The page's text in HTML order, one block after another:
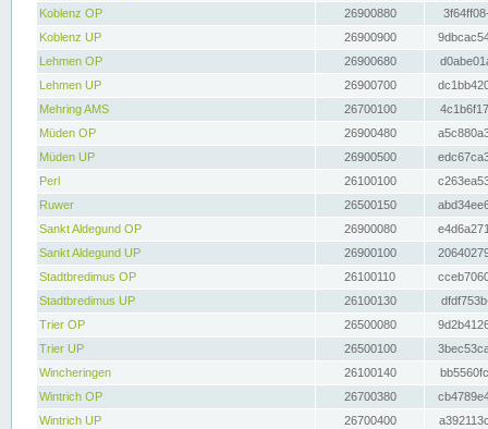
Koblenz OP
26900880
Koblenz UP
26900900
Lehmen OP
26900680
Lehmen UP
26900700
Mehring AMS
26700100
Müden OP
26900480
Müden UP
26900500
Perl
26100100
Ruwer
26500150
Sankt Aldegund OP
26900080
Sankt Aldegund UP
26900100
Stadtbredimus OP
26100110
Stadtbredimus UP
26100130
Trier OP
26500080
Trier UP
26500100
Wincheringen
26100140
Wintrich OP
26700380
Wintrich UP
26700400